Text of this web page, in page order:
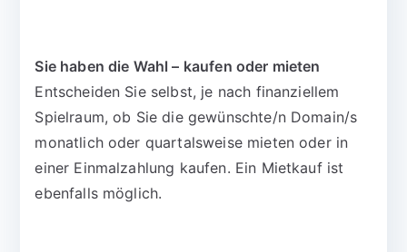
Sie haben die Wahl – kaufen oder mieten
Entscheiden Sie selbst, je nach finanziellem
Spielraum, ob Sie die gewünschte/n Domain/s
monatlich oder quartalsweise mieten oder in
einer Einmalzahlung kaufen. Ein Mietkauf ist
ebenfalls möglich.